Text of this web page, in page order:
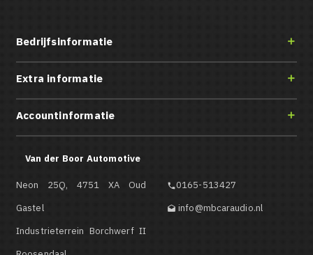
Bedrijfsinformatie 
Extra informatie 
Accountinformatie 
Van der Boor Automotive
Neon 25Q, 4751 XA Oud
Gastel
Industrieterrein Borchwerf II
0165-513427
 info@mbcaraudio.nl